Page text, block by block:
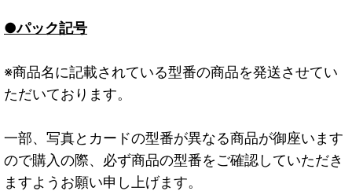
●パック記号
※商品名に記載されている型番の商品を発送させてい
ただいております。
一部、写真とカードの型番が異なる商品が御座います
ので購入の際、必ず商品の型番をご確認していただき
ますようお願い申し上げます。